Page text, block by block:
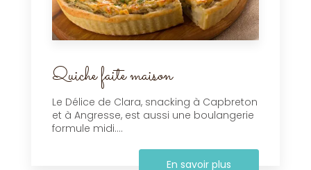
Quiche faite maison
Le Délice de Clara, snacking à Capbreton
et à Angresse, est aussi une boulangerie
formule midi....
En savoir plus